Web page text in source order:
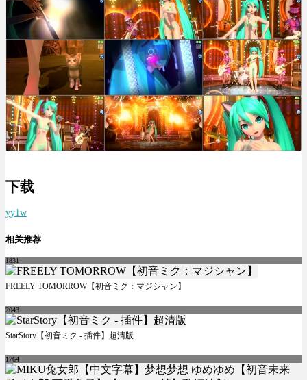
下载
yy1w
相关推荐
1831
FREELY TOMORROW【初音ミク：マジシャン】
2043
StarStory【初音ミク - 插件】超清版
1764